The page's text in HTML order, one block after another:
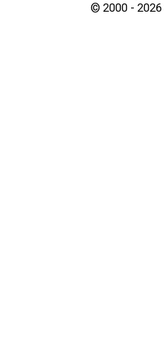
© 2000 - 2026